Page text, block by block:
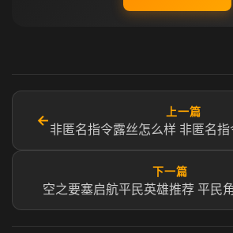
←
上一篇
非匿名指令露丝怎么样 非匿名
下一篇
空之要塞启航平民英雄推荐 平民